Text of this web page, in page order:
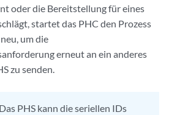
oder die Bereitstellung für eines
startet das PHC den Prozess
um die
erneut an ein anderes
zu senden.
Das PHS kann die seriellen IDs